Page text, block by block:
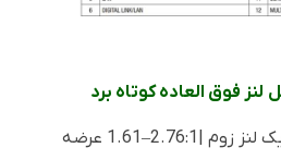
لنز فوق العاده کوتاه برد
سری PT-MZ880 با یک لنز زوم |2.76:1–1.61 عرضه